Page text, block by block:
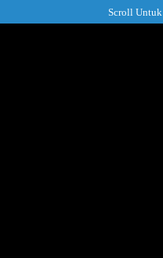
ke
Scroll